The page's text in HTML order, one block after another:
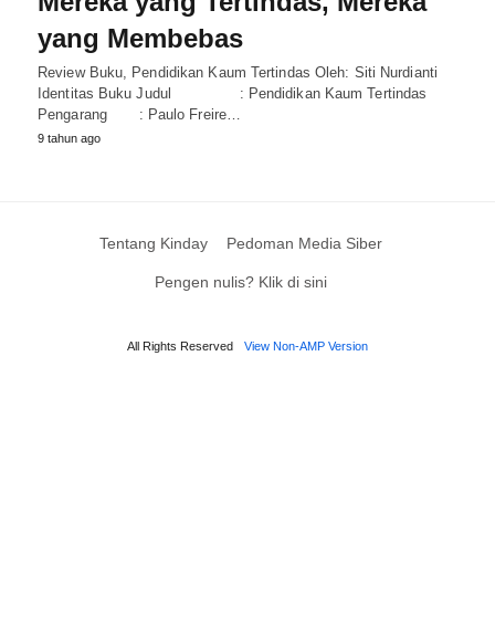
yang Membebas
Review Buku, Pendidikan Kaum Tertindas Oleh: Siti Nurdianti
Identitas Buku Judul : Pendidikan Kaum Tertindas
Pengarang : Paulo Freire…
9 tahun ago
Tentang Kinday Pedoman Media Siber
Pengen nulis? Klik di sini
All Rights Reserved View Non-AMP Version